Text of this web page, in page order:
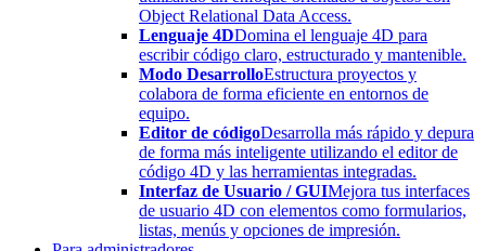
Object Relational Data Access.
Lenguaje 4DDomina el lenguaje 4D para
escribir código claro, estructurado y mantenible.
Modo DesarrolloEstructura proyectos y
colabora de forma eficiente en entornos de
equipo.
Editor de códigoDesarrolla más rápido y depura
de forma más inteligente utilizando el editor de
código 4D y las herramientas integradas.
Interfaz de Usuario / GUIMejora tus interfaces
de usuario 4D con elementos como formularios,
listas, menús y opciones de impresión.